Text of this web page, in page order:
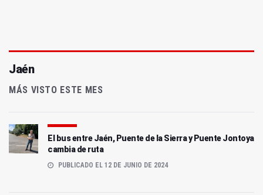
Jaén
MÁS VISTO ESTE MES
El bus entre Jaén, Puente de la Sierra y Puente Jontoya
cambia de ruta
PUBLICADO EL 12 DE JUNIO DE 2024